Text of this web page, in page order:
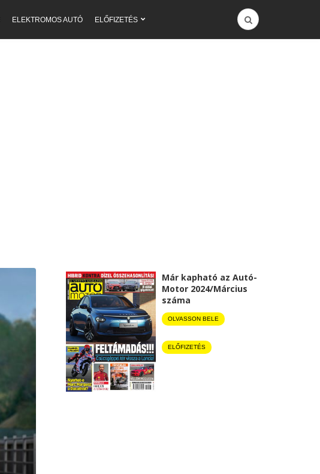
ELEKTROMOS AUTÓ ELŐFIZETÉS
Már kapható az Autó-
Motor 2024/Március
száma
OLVASSON BELE
ELŐFIZETÉS